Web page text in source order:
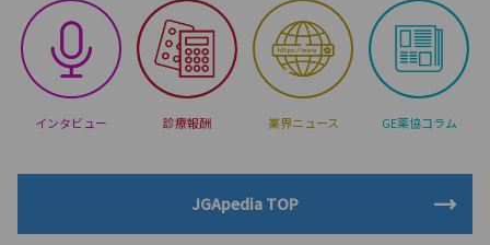
インタビュー 診療報酬 業界ニュース GE薬協コラム
JGApedia TOP